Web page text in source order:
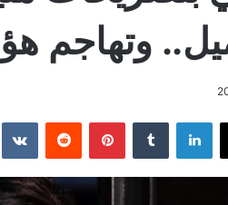
وتهاجم
‫X لينكدإن بينتيريست